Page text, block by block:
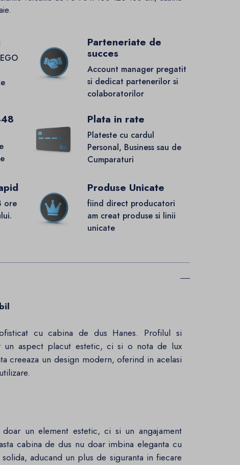
Parteneriate de
succes
Account manager pregatit
si dedicat partenerilor si
colaboratorilor
Plata in rate
Plateste cu cardul
Personal, Business sau de
Cumparaturi
ore
Produse Unicate
fiind direct producatori
am creat produse si linii
unicate
cu cabina de dus Hanes. Profilul si
un aspect placut estetic, ci si o nota de lux
creeaza un design modern, oferind in acelasi
un element estetic, ci si un angajament
cabina de dus nu doar imbina eleganta cu
aducand un plus de siguranta in fiecare